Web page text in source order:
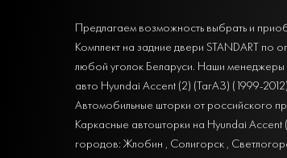
Предлагаем возможность выбрать и
Комплект на задние двери STANDART
любой уголок Беларуси. Наши менеджеры
авто Hyundai Accent (2) (ТагАЗ) (1999-
Автомобильные шторки от российского
Каркасные автошторки на Hyundai Accent
городов: Жлобин , Солигорск ,